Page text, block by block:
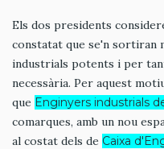
Els dos presidents
constatat que se'n sortiran
industrials potents i per
necessària. Per aquest
que Enginyers industrials
comarques, amb un nou
al costat dels de Caixa